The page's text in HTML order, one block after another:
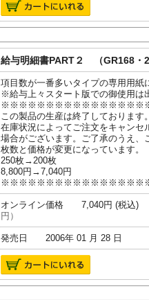
給与明細書PART２ （GR168・
項目数が一番多いタイプの専用用紙
※給与上々スタート版での御使用は
この製品の生産は終了しております。
在庫状況によってご注文をキャンセ
場合がございます。ご了承のうえ、
枚数と価格が変更になっています。
250枚→200枚
8,800円→7,040円
オンライン価格 7,040円 (税込)
円）
発売日 2006年 01 月 28 日